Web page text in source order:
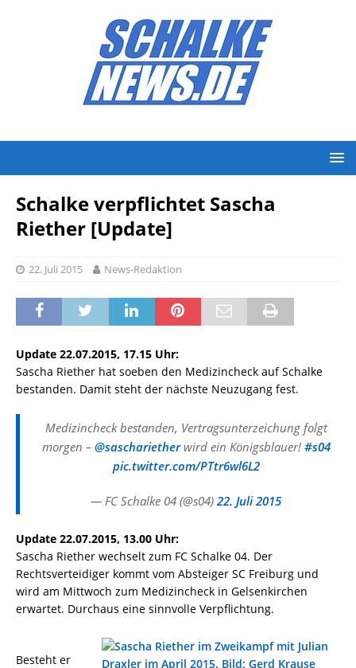
Schalke verpflichtet Sascha
Riether [Update]
22. Juli 2015 News-Redaktion
Update 22.07.2015, 17.15 Uhr:
Sascha Riether hat soeben den Medizincheck auf Schalke
bestanden. Damit steht der nächste Neuzugang fest.
Medizincheck bestanden, Vertragsunterzeichung folgt
morgen – @sascharietherwird ein Königsblauer! #s04
pic.twitter.com/PTtr6wl6L2
— FC Schalke 04 (@s04) 22. Juli 2015
Update 22.07.2015, 13.00 Uhr:
Sascha Riether wechselt zum FC Schalke 04. Der
Rechtsverteidiger kommt vom Absteiger SC Freiburg und
wird am Mittwoch zum Medizincheck in Gelsenkirchen
erwartet. Durchaus eine sinnvolle Verpflichtung.
Besteht er